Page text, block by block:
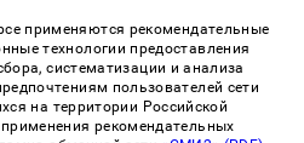
применяются рекомендательные
технологии предоставления
систематизации и анализа
пользователей сети
на территории Российской
рекомендательных